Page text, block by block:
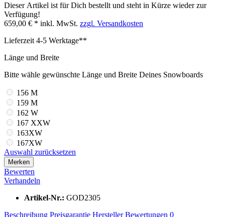
Dieser Artikel ist für Dich bestellt und steht in Kürze wieder zur
Verfügung!
659,00 € * inkl. MwSt. zzgl. Versandkosten
Lieferzeit 4-5 Werktage**
Länge und Breite
Bitte wähle gewünschte Länge und Breite Deines Snowboards
156 M
159 M
162 W
167 XXW
163XW
167XW
Auswahl zurücksetzen
Merken
Bewerten
Verhandeln
Artikel-Nr.: GOD2305
Beschreibung Preisgarantie Hersteller Bewertungen 0